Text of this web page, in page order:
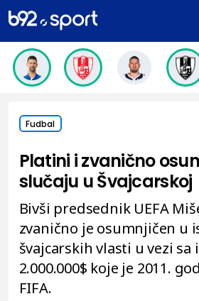
Fudbal
Platini i zvanično
slučaju u Švajcarskoj
Bivši predsednik UEFA
zvanično je osumnjičen u
švajcarskih vlasti u vezi sa
2.000.000$ koje je 2011.
FIFA.